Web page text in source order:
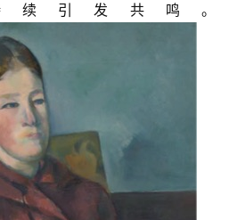
续引发共鸣。